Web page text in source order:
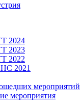
2024
2023
2022
2021
мероприятий
мероприятия